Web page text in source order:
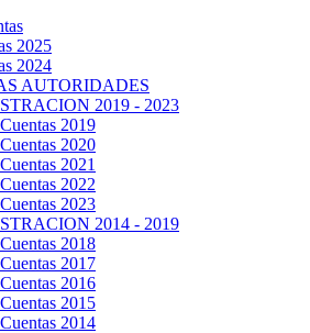
2025
2024
AUTORIDADES
2019 - 2023
2019
2020
2021
2022
2023
2014 - 2019
2018
2017
2016
2015
2014